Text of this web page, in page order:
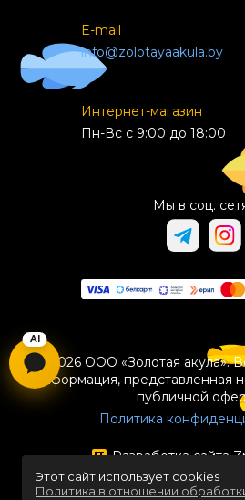
E-mail
info@zolotayaakula.by
Интернет-магазин
Пн-Вс с 9:00 до 18:00
Мы в соц.
© 2026 ООО «Золотая акула».
Информация, представленная
публичной
Политика
Разработка сайта
Этот сайт использует cookies
Политика в отношении